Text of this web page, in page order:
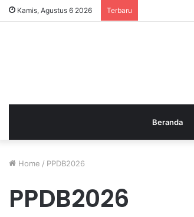
Kamis, Agustus 6 2026 Terbaru
Beranda
Home / PPDB2026
PPDB2026